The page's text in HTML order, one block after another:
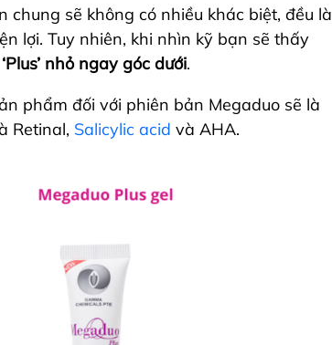
chung sẽ không có nhiều khác biệt, đều là
lợi. Tuy nhiên, khi nhìn kỹ bạn sẽ thấy
nhỏ ngay góc dưới.
phẩm đối với phiên bản Megaduo sẽ là
Retinal, Salicylic acid và AHA.